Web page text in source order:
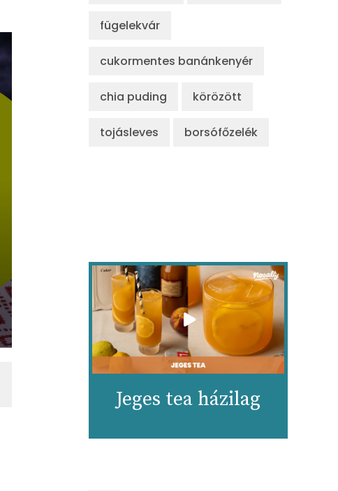
fügelekvár
cukormentes banánkenyér
chia puding körözött
tojásleves borsófőzelék
Jeges tea házilag